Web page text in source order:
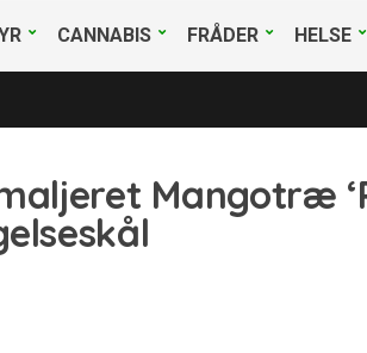
CANNABIS FRÅDER HELSE
Mangotræ